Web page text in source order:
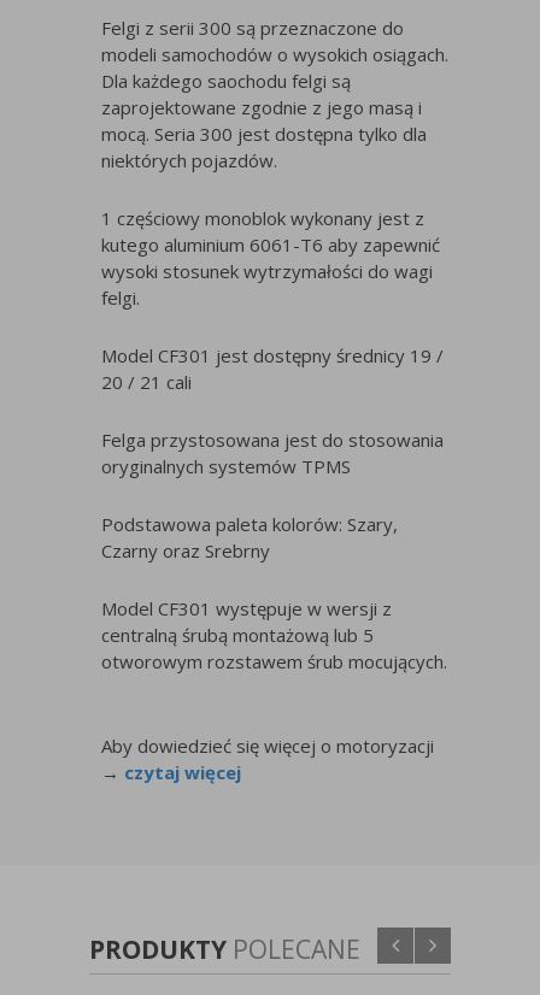
Felgi z serii 300 są przeznaczone do
modeli samochodów o wysokich osiągach.
Dla każdego saochodu felgi są
zaprojektowane zgodnie z jego masą i
mocą. Seria 300 jest dostępna tylko dla
niektórych pojazdów.
1 częściowy monoblok wykonany jest z
kutego aluminium 6061-T6 aby zapewnić
wysoki stosunek wytrzymałości do wagi
felgi.
Model CF301 jest dostępny średnicy 19 /
20 / 21 cali
Felga przystosowana jest do stosowania
oryginalnych systemów TPMS
Podstawowa paleta kolorów: Szary,
Czarny oraz Srebrny
Model CF301 występuje w wersji z
centralną śrubą montażową lub 5
otworowym rozstawem śrub mocujących.
Aby dowiedzieć się więcej o motoryzacji
→ czytaj więcej
PRODUKTY POLECANE